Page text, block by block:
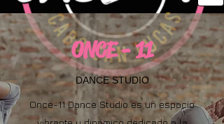
ONCE - 11
DANCE STUDIO
Once-11 Dance Studio es un espacio